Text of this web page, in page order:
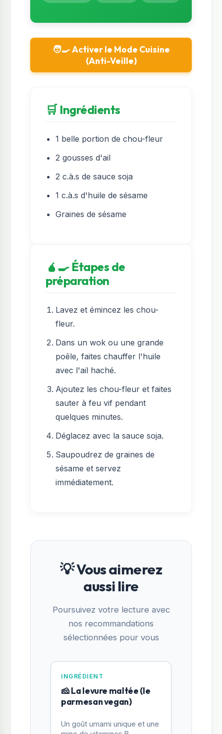
🧑‍🍳 Activer le Mode Cuisine
(Anti-Veille)
🛒 Ingrédients
1 belle portion de chou-fleur
2 gousses d'ail
2 c.à.s de sauce soja
1 c.à.s d'huile de sésame
Graines de sésame
🧉‍🍳 Étapes de
préparation
Lavez et émincez les chou-
fleur.
Dans un wok ou une grande
poêle, faites chauffer l'huile
avec l'ail haché.
Ajoutez les chou-fleur et faites
sauter à feu vif pendant
quelques minutes.
Déglacez avec la sauce soja.
Saupoudrez de graines de
sésame et servez
immédiatement.
💡 Vous aimerez
aussi lire
Poursuivez votre lecture avec
nos recommandations
sélectionnées pour vous
INGRÉDIENT
🧀 La levure maltée (le
parmesan vegan)
Un goût umami unique et une